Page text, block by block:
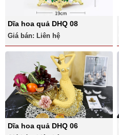
Dĩa hoa quả DHQ 08
Giá bán: Liên hệ
Dĩa hoa quả DHQ 06